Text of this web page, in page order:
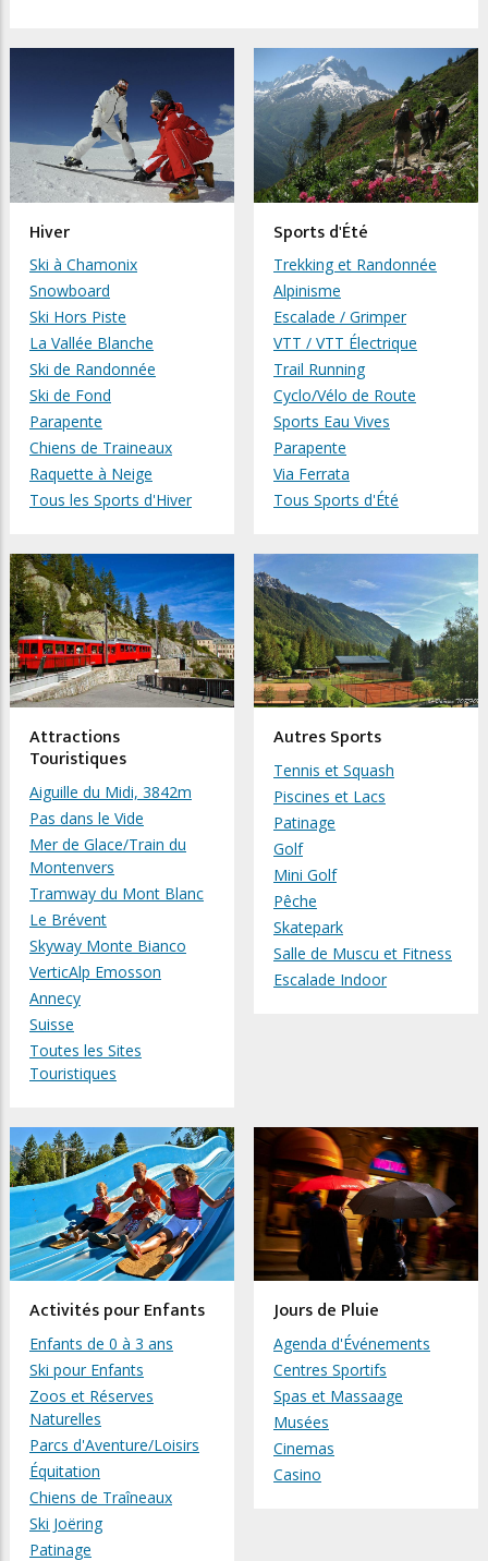
Hiver
Ski à Chamonix
Snowboard
Ski Hors Piste
La Vallée Blanche
Ski de Randonnée
Ski de Fond
Parapente
Chiens de Traineaux
Raquette à Neige
Tous les Sports d'Hiver
Sports d'Été
Trekking et Randonnée
Alpinisme
Escalade / Grimper
VTT / VTT Électrique
Trail Running
Cyclo/Vélo de Route
Sports Eau Vives
Parapente
Via Ferrata
Tous Sports d'Été
Attractions
Touristiques
Aiguille du Midi, 3842m
Pas dans le Vide
Mer de Glace/Train du
Montenvers
Tramway du Mont Blanc
Le Brévent
Skyway Monte Bianco
VerticAlp Emosson
Annecy
Suisse
Toutes les Sites
Touristiques
Autres Sports
Tennis et Squash
Piscines et Lacs
Patinage
Golf
Mini Golf
Pêche
Skatepark
Salle de Muscu et Fitness
Escalade Indoor
Activités pour Enfants
Enfants de 0 à 3 ans
Ski pour Enfants
Zoos et Réserves
Naturelles
Parcs d'Aventure/Loisirs
Équitation
Chiens de Traîneaux
Ski Joëring
Patinage
Jours de Pluie
Agenda d'Événements
Centres Sportifs
Spas et Massaage
Musées
Cinemas
Casino